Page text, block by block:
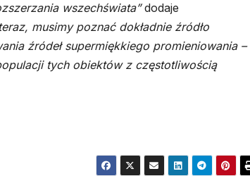
wszechświata”dodaje
musimy poznać dokładnie źródło
źródeł supermiękkiego promieniowania –
tych obiektów z częstotliwością